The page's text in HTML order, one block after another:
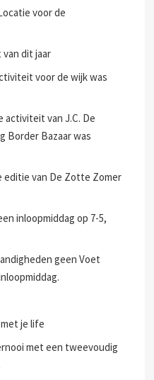
voor de
dit jaar
voor de wijk was
activiteit van J.C. De
Border Bazaar was
editie van De Zotte Zomer
inloopmiddag op 7-5,
geen Voet
je life
met een tweevoudig